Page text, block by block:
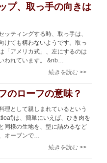
プ、取っ手の向きは
ッティングする時、取っ手は、
けても構わないようです。取っ
「アメリカ式」、左にするのは
われています。 &nb…
続きを読む >>
のローフの意味？
理として親しまれているという
は、簡単にいえば、ひき肉を
同様の生地を、型に詰めるなど
オーブンで…
続きを読む >>